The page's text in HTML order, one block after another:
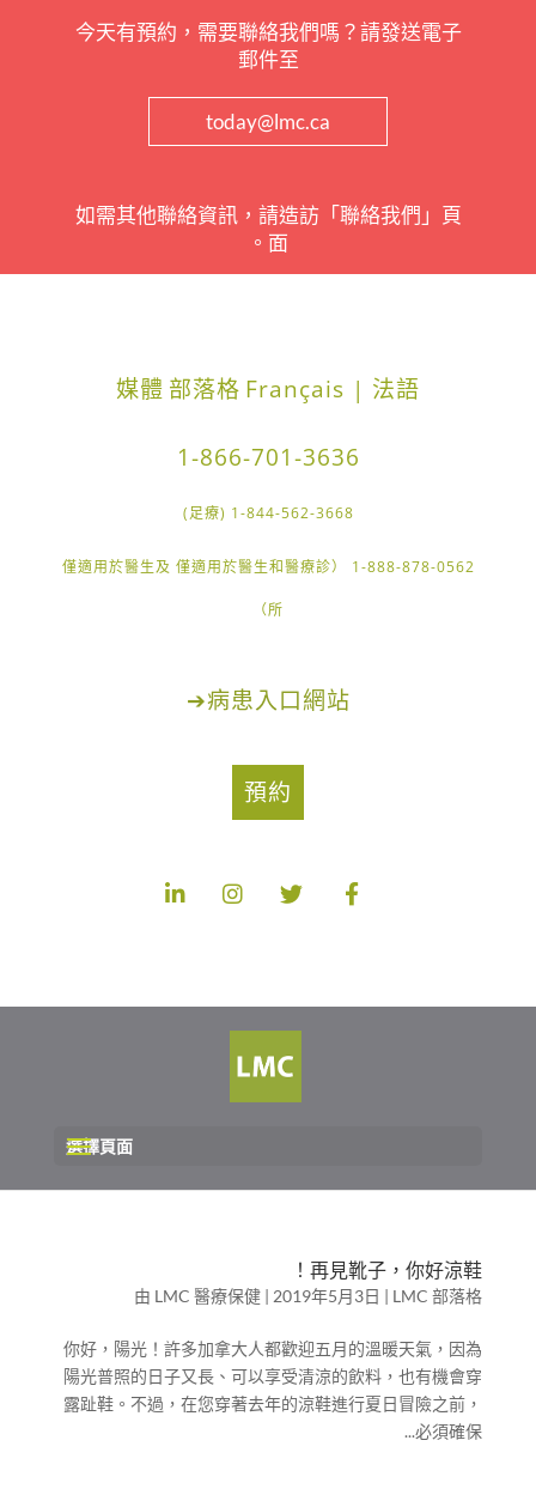
今天有預約，需要聯絡我們嗎？請發送電子
郵件至
today@lmc.ca
如需其他聯絡資訊，請造訪「聯絡我們」頁
面。
Français | 法語
部落格
媒體
1-866-701-3636
1-844-562-3668 (足療)
1-888-878-0562 （僅適用於醫生及 僅適用於醫生和醫療診
所）
病患入口網站
➔
預約
選擇頁面
再見靴子，你好涼鞋！
由 LMC 醫療保健 | 2019年5月3日 | LMC 部落格
你好，陽光！許多加拿大人都歡迎五月的溫暖天氣，因為
陽光普照的日子又長、可以享受清涼的飲料，也有機會穿
露趾鞋。不過，在您穿著去年的涼鞋進行夏日冒險之前，
必須確保...